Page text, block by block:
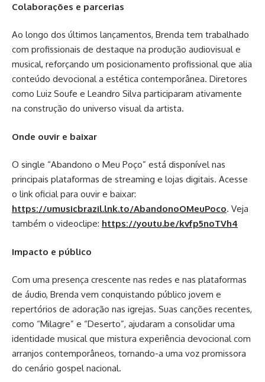
Colaborações e parcerias
Ao longo dos últimos lançamentos, Brenda tem trabalhado
com profissionais de destaque na produção audiovisual e
musical, reforçando um posicionamento profissional que alia
conteúdo devocional a estética contemporânea. Diretores
como Luiz Soufe e Leandro Silva participaram ativamente
na construção do universo visual da artista.
Onde ouvir e baixar
O single “Abandono o Meu Poço” está disponível nas
principais plataformas de streaming e lojas digitais. Acesse
o link oficial para ouvir e baixar:
https://umusicbrazil.lnk.to/AbandonoOMeuPoco. Veja
também o videoclipe: https://youtu.be/kvfp5noTVh4
Impacto e público
Com uma presença crescente nas redes e nas plataformas
de áudio, Brenda vem conquistando público jovem e
repertórios de adoração nas igrejas. Suas canções recentes,
como “Milagre” e “Deserto”, ajudaram a consolidar uma
identidade musical que mistura experiência devocional com
arranjos contemporâneos, tornando-a uma voz promissora
do cenário gospel nacional.